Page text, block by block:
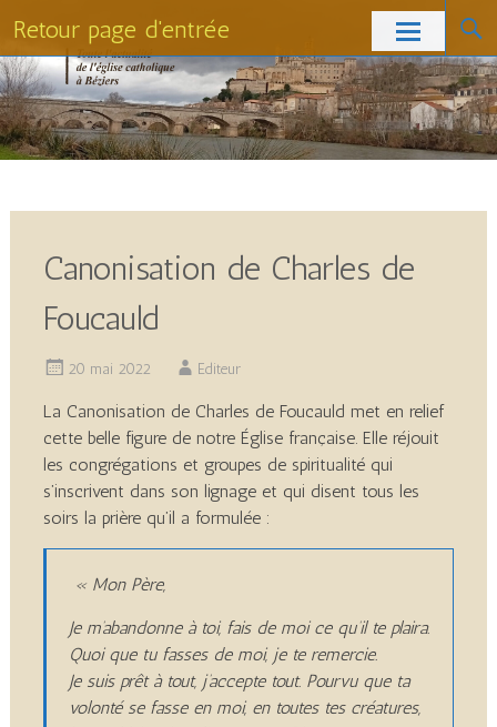
Retour page d'entrée
Skip
to
content
Canonisation de Charles de
Foucauld
20 mai 2022 Editeur
La Canonisation de Charles de Foucauld met en relief
cette belle figure de notre Église française. Elle réjouit
les congrégations et groupes de spiritualité qui
s’inscrivent dans son lignage et qui disent tous les
soirs la prière qu’il a formulée :
« Mon Père,
Je m’abandonne à toi, fais de moi ce qu’il te plaira.
Quoi que tu fasses de moi, je te remercie.
Je suis prêt à tout, j’accepte tout. Pourvu que ta
volonté se fasse en moi, en toutes tes créatures,